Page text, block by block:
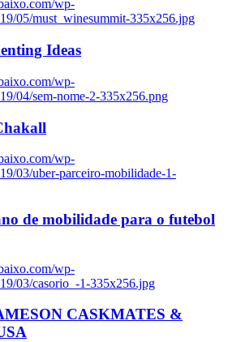
wp-
05/must_winesummit-335x256.jpg
Ideas
wp-
04/sem-nome-2-335x256.png
wp-
03/uber-parceiro-mobilidade-1-
de mobilidade para o futebol
wp-
03/casorio_-1-335x256.jpg
CASKMATES &